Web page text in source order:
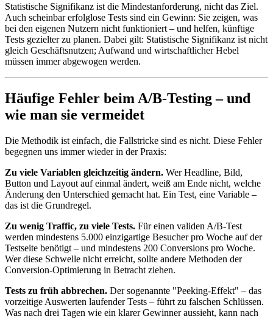
Statistische Signifikanz ist die Mindestanforderung, nicht das Ziel.
Auch scheinbar erfolglose Tests sind ein Gewinn: Sie zeigen, was
bei den eigenen Nutzern nicht funktioniert – und helfen, künftige
Tests gezielter zu planen. Dabei gilt: Statistische Signifikanz ist nicht
gleich Geschäftsnutzen; Aufwand und wirtschaftlicher Hebel
müssen immer abgewogen werden.
Häufige Fehler beim A/B-Testing – und
wie man sie vermeidet
Die Methodik ist einfach, die Fallstricke sind es nicht. Diese Fehler
begegnen uns immer wieder in der Praxis:
Zu viele Variablen gleichzeitig ändern. Wer Headline, Bild,
Button und Layout auf einmal ändert, weiß am Ende nicht, welche
Änderung den Unterschied gemacht hat. Ein Test, eine Variable –
das ist die Grundregel.
Zu wenig Traffic, zu viele Tests. Für einen validen A/B-Test
werden mindestens 5.000 einzigartige Besucher pro Woche auf der
Testseite benötigt – und mindestens 200 Conversions pro Woche.
Wer diese Schwelle nicht erreicht, sollte andere Methoden der
Conversion-Optimierung in Betracht ziehen.
Tests zu früh abbrechen. Der sogenannte "Peeking-Effekt" – das
vorzeitige Auswerten laufender Tests – führt zu falschen Schlüssen.
Was nach drei Tagen wie ein klarer Gewinner aussieht, kann nach